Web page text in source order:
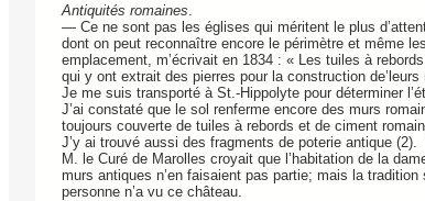
Antiquités romaines
— Ce ne sont pas les églises qui méritent le plus
dont on peut reconnaître encore le périmètre et même
emplacement, m’écrivait en 1834 : « Les tuiles à
qui y ont extrait des pierres pour la construction
Je me suis transporté à St.-Hippolyte pour déterminer
J’ai constaté que le sol renferme encore des murs
toujours couverte de tuiles à rebords et de ciment
J’y ai trouvé aussi des fragments de poterie antique (2).
M. le Curé de Marolles croyait que l’habitation de la
murs antiques n’en faisaient pas partie; mais la
personne n’a vu ce château.